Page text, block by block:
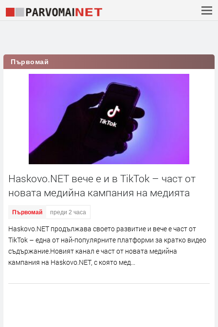
Първомай
Haskovo.NET вече е и в TikTok – част от
новата медийна кампания на медията
Първомай преди 2 часа
Haskovo.NET продължава своето развитие и вече е част от
TikTok – една от най-популярните платформи за кратко видео
съдържание.Новият канал е част от новата медийна
кампания на Haskovo.NET, с която мед...